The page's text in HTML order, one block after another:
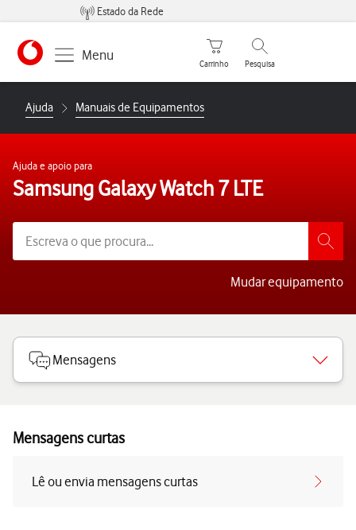
Estado da Rede
https://www.vodafone.pt
Menu
Carrinho de compras
Carrinho
Pesquisar
Pesquisa
Ajuda Manuais de Equipamentos
Ajuda e apoio para
Samsung Galaxy Watch 7 LTE
Mudar equipamento
Mensagens
Mensagens curtas
Lê ou envia mensagens curtas